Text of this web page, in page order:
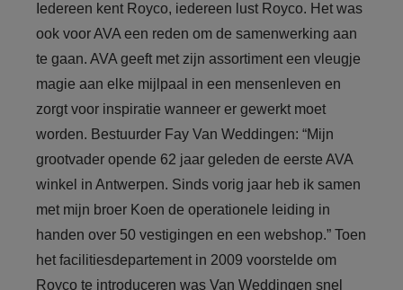
Iedereen kent Royco, iedereen lust Royco. Het was
ook voor AVA een reden om de samenwerking aan
te gaan. AVA geeft met zijn assortiment een vleugje
magie aan elke mijlpaal in een mensenleven en
zorgt voor inspiratie wanneer er gewerkt moet
worden. Bestuurder Fay Van Weddingen: “Mijn
grootvader opende 62 jaar geleden de eerste AVA
winkel in Antwerpen. Sinds vorig jaar heb ik samen
met mijn broer Koen de operationele leiding in
handen over 50 vestigingen en een webshop.” Toen
het facilitiesdepartement in 2009 voorstelde om
Royco te introduceren was Van Weddingen snel